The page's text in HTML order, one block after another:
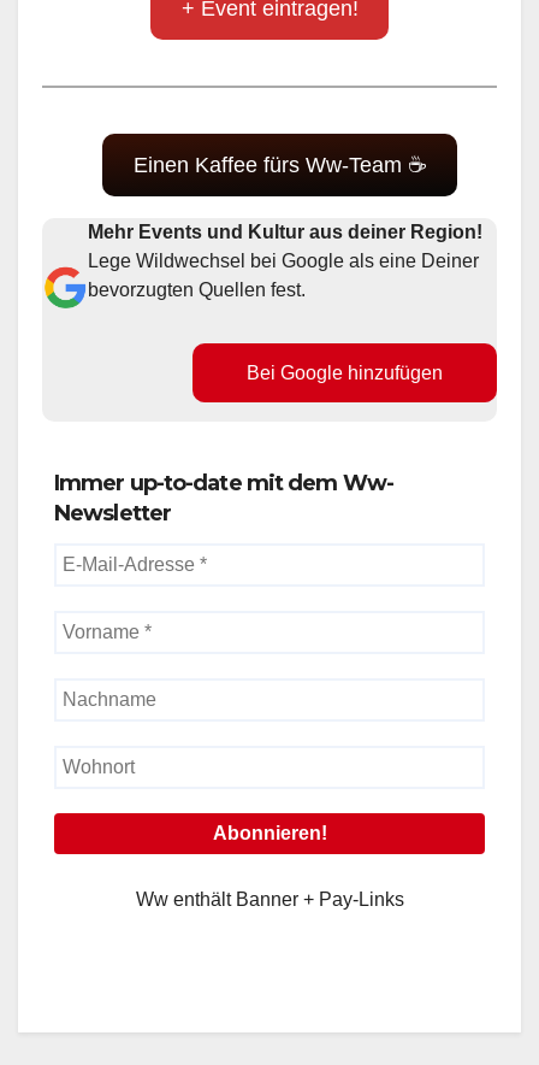
+ Event eintragen!
Einen Kaffee fürs Ww-Team ☕
Mehr Events und Kultur aus deiner Region!
Lege Wildwechsel bei Google als eine Deiner
bevorzugten Quellen fest.
Bei Google hinzufügen
Immer up-to-date mit dem Ww-
Newsletter
Ww enthält Banner + Pay-Links